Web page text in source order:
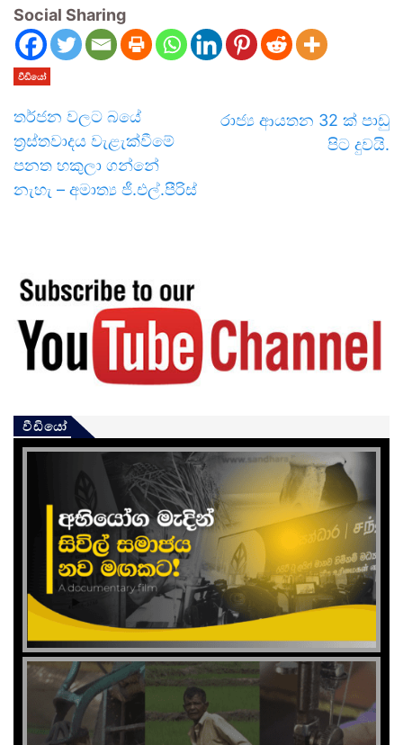
Social Sharing
වීඩියෝ
තර්ජන වලට බයේ
ත්‍රස්තවාදය වැළැක්වීමේ
පනත හකුලා ගන්නේ
නැහැ – අමාත්‍ය ජී.එල්.පීරිස්
රාජ්‍ය ආයතන 32 ක් පාඩු
පිට දුවයි.
වීඩියෝ